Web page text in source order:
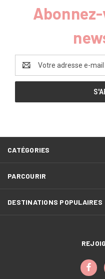
mail
CATÉGORIES
PARCOURIR
DESTINATIONS POPULAIRES